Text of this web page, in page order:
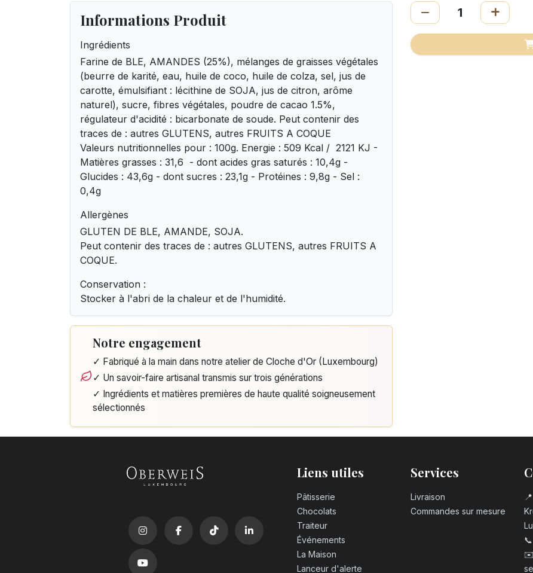
Informations Produit
Ingrédients
Farine de BLE, AMANDES (25%), mélanges de graisses végétales
(beurre de karité, eau, huile de coco, huile de colza, sel, jus de
carotte, émulsifiant : lécithine de SOJA, jus de citron, arôme
naturel), sucre, fibres végétales, poudre de cacao 1.5%,
régulateur d'acidité : bicarbonate de soude. Peut contenir des
traces de : autres GLUTENS, autres FRUITS A COQUE
Valeurs nutritionnelles pour : 100g. Energie : 509 Kcal / 2121 KJ -
Matières grasses : 31,6 - dont acides gras saturés : 10,4g -
Glucides : 43,6g - dont sucres : 23,1g - Protéines : 9,8g - Sel :
0,4g
Allergènes
GLUTEN DE BLE, AMANDE, SOJA.
Peut contenir des traces de : autres GLUTENS, autres FRUITS A
COQUE.
Conservation :
Stocker à l'abri de la chaleur et de l'humidité.
Notre engagement
✓ Fabriqué à la main dans notre atelier de Cloche d'Or (Luxembourg)
✓ Un savoir-faire artisanal transmis sur trois générations
✓ Ingrédients et matières premières de haute qualité soigneusement
sélectionnés
Liens utiles
Pâtisserie
Chocolats
Traiteur
Événements
La Maison
Lanceur d'alerte
Services
Livraison
Commandes sur mesure
📞
✉️